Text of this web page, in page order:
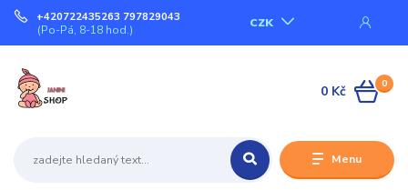
Menu
CZK
+420722435263 797829043
(Po-Pá, 8-18 hod.)
0
0 Kč